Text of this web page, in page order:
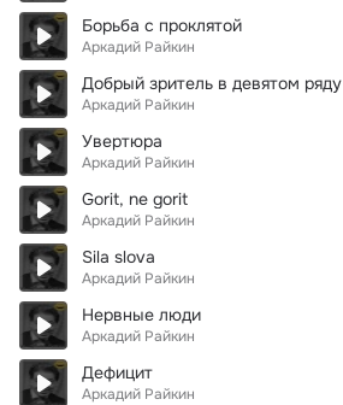
Борьба с проклятой
Аркадий Райкин
Добрый зритель в девятом ряду
Аркадий Райкин
Увертюра
Аркадий Райкин
Gorit, ne gorit
Аркадий Райкин
Sila slova
Аркадий Райкин
Нервные люди
Аркадий Райкин
Дефицит
Аркадий Райкин